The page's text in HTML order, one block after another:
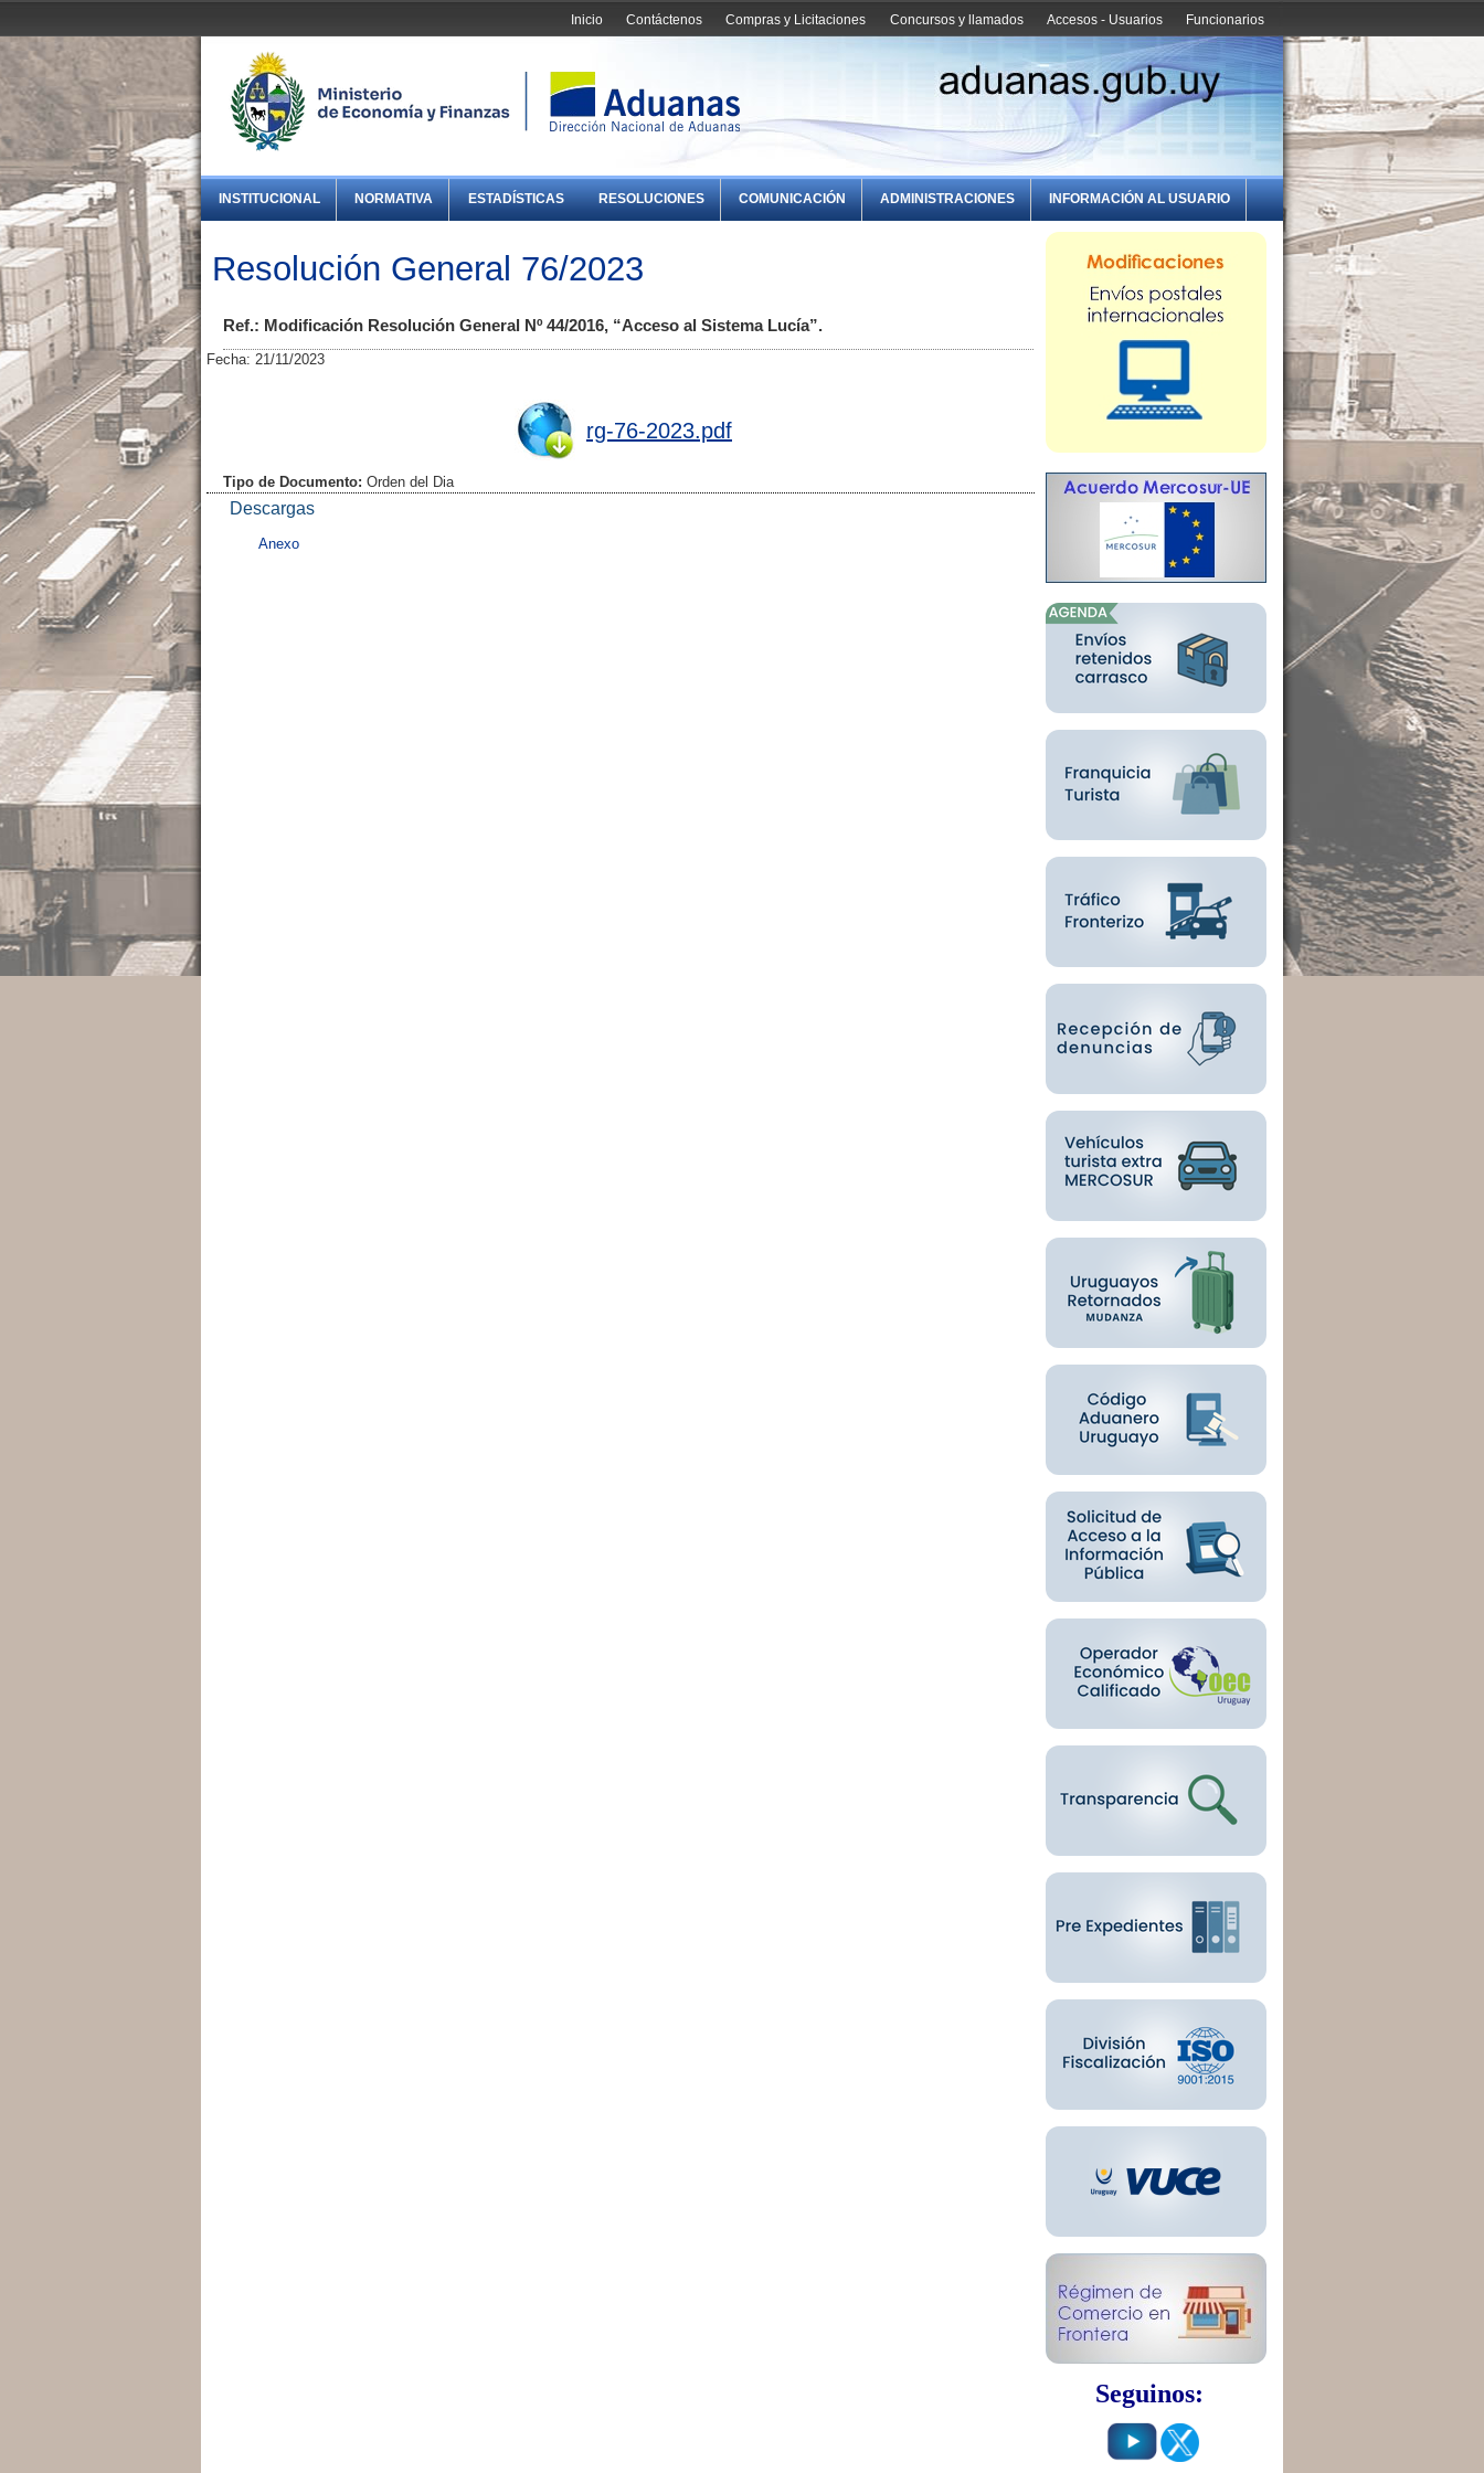
Funcionarios
Accesos - Usuarios
Concursos y llamados
Compras y Licitaciones
Contáctenos
Inicio
INSTITUCIONAL NORMATIVA ESTADÍSTICAS RESOLUCIONES COMUNICACIÓN ADMINISTRACIONES INFORMACIÓN AL USUARIO
Resolución General 76/2023
Ref.: Modificación Resolución General Nº 44/2016, “Acceso al Sistema Lucía”.
Fecha: 21/11/2023
rg-76-2023.pdf
Tipo de Documento: Orden del Dia
Descargas
Anexo
Seguinos: